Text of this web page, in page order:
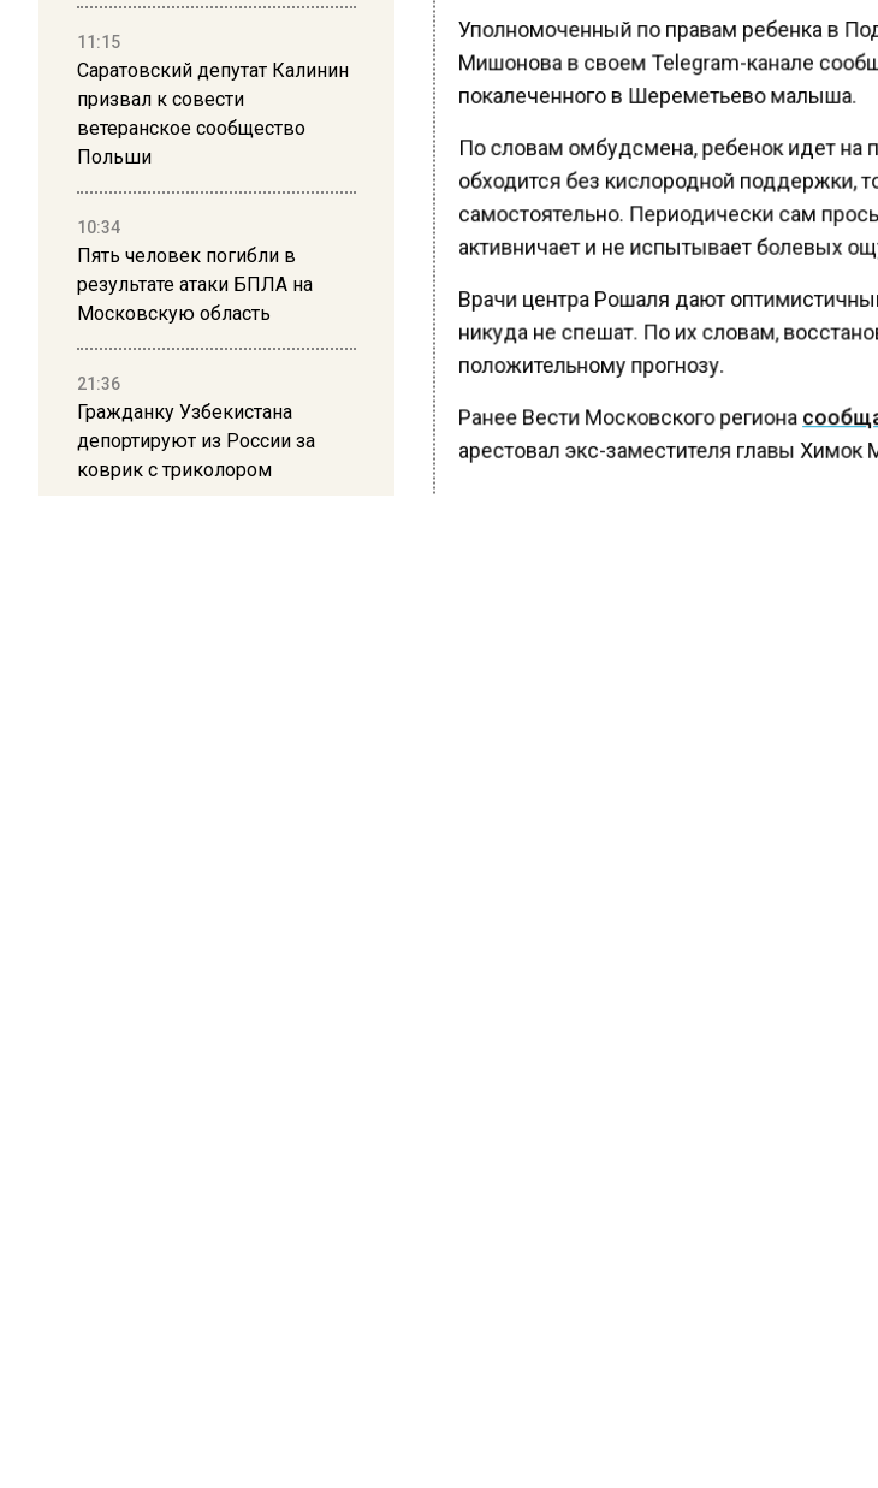
11:15
Саратовский депутат Калинин
призвал к совести
ветеранское сообщество
Польши
10:34
Пять человек погибли в
результате атаки БПЛА на
Московскую область
21:36
Гражданку Узбекистана
депортируют из России за
коврик с триколором
Уполномоченный по правам ребенка в
Мишонова в своем Telegram-канале
покалеченного в Шереметьево малыша.
По словам омбудсмена, ребенок идет на
обходится без кислородной поддержки,
самостоятельно. Периодически сам
активничает и не испытывает болевых
Врачи центра Рошаля дают
никуда не спешат. По их словам,
положительному прогнозу.
Ранее Вести Московского региона
арестовал экс-заместителя главы Химок